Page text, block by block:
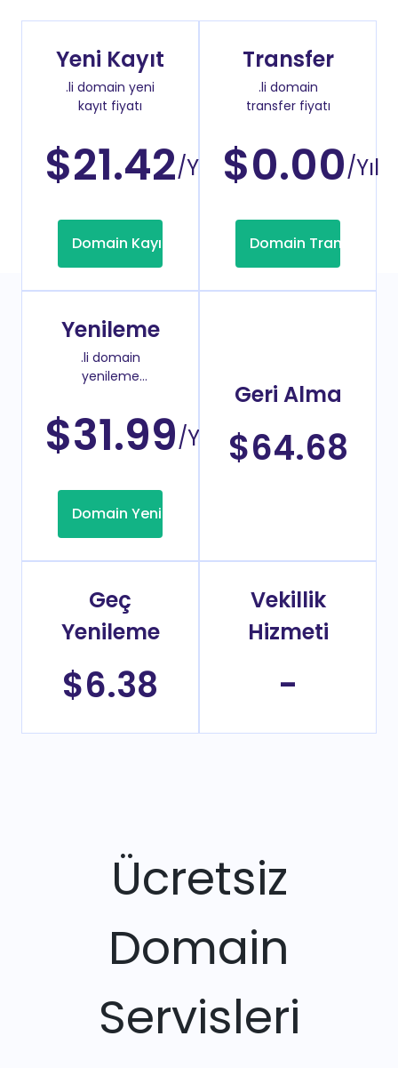
Yeni Kayıt
.li domain yeni
kayıt fiyatı
$21.42/Yıl
Domain Kayıt
Transfer
.li domain
transfer fiyatı
$0.00/Yıl
Domain Transfer
Yenileme
.li domain
yenileme
$31.99/Yıl
Domain Yenileme
Geri Alma
$64.68
Geç
Yenileme
$6.38
Vekillik
Hizmeti
-
Ücretsiz
Domain
Servisleri